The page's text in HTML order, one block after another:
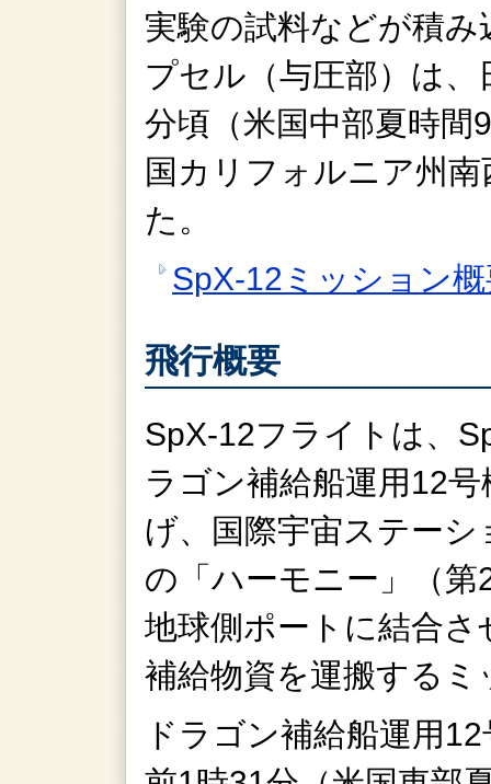
実験の試料などが積
プセル（与圧部）は
分頃（米国中部夏時間
国カリフォルニア州
た。
SpX-12ミッション
飛行概要
SpX-12フライトは、
ラゴン補給船運用12
げ、国際宇宙ステーシ
の「ハーモニー」（第
地球側ポートに結合さ
補給物資を運搬する
ドラゴン補給船運用